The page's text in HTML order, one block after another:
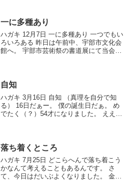
ぽか陽気でしたね。しかし、宇部教...
一に多種あり
ハガキ 12月7日 一に多種あり 一つでもい
ろいろある 昨日は午前中、宇部市文化会
館へ。 宇部市芸術祭の書道展にて当会か
フォー...
自知
ハガキ 3月16日 自知 （真理を自分で知
る） 16日だぁー。 僕の誕生日だぁ。 め
でたく（？）54才になりました。 ええ大
落ち着くところ
ハガキ 7月25日 どこらへんで落ち着こう
かなんて考えることもあるんです。 さ
て、今日はだいぶよくなりました。 金・